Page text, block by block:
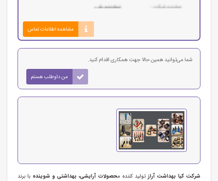
مشاهده اطلاعات تماس
شما می‌توانید همین حالا جهت همکاری اقدام کنید.
من داوطلب هستم
شرکت کیا بهداشت آراز تولید کننده محصولات آرایشی، بهداشتی و شوینده با برند